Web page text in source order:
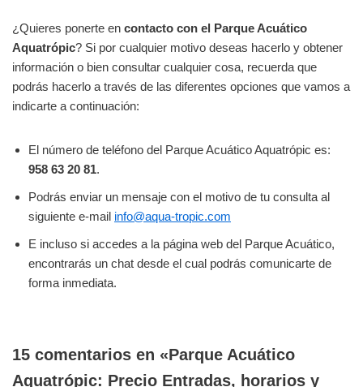
¿Quieres ponerte en contacto con el Parque Acuático
Aquatrópic? Si por cualquier motivo deseas hacerlo y obtener
información o bien consultar cualquier cosa, recuerda que
podrás hacerlo a través de las diferentes opciones que vamos a
indicarte a continuación:
El número de teléfono del Parque Acuático Aquatrópic es:
958 63 20 81.
Podrás enviar un mensaje con el motivo de tu consulta al
siguiente e-mail info@aqua-tropic.com
E incluso si accedes a la página web del Parque Acuático,
encontrarás un chat desde el cual podrás comunicarte de
forma inmediata.
15 comentarios en «Parque Acuático
Aquatrópic: Precio Entradas, horarios y